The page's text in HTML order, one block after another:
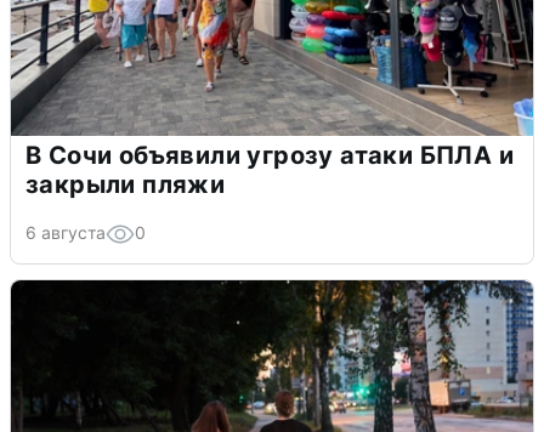
В Сочи объявили угрозу атаки БПЛА и
закрыли пляжи
6 августа 0